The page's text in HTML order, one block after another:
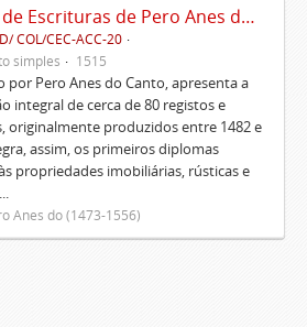
Tombo de Escrituras de Pero Anes do Canto
COL/CEC-ACC-20
simples
1515
por Pero Anes do Canto, apresenta a
integral de cerca de 80 registos e
originalmente produzidos entre 1482 e
assim, os primeiros diplomas
propriedades imobiliárias, rústicas e
Anes do (1473-1556)